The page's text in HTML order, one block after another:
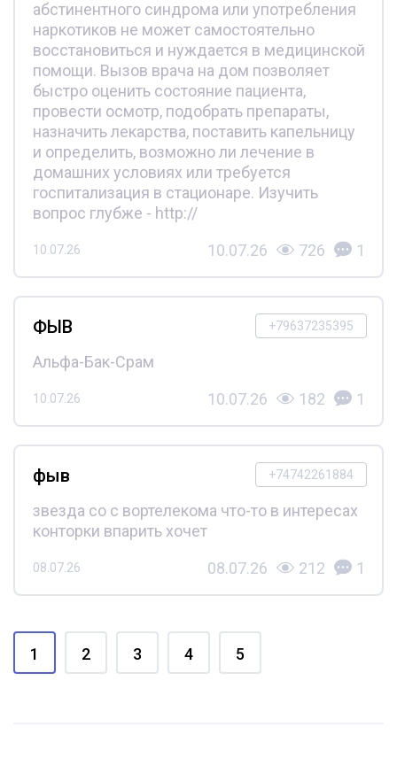
абстинентного синдрома или употребления
наркотиков не может самостоятельно
восстановиться и нуждается в медицинской
помощи. Вызов врача на дом позволяет
быстро оценить состояние пациента,
провести осмотр, подобрать препараты,
назначить лекарства, поставить капельницу
и определить, возможно ли лечение в
домашних условиях или требуется
госпитализация в стационаре. Изучить
вопрос глубже - http://
10.07.26 10.07.26 726 1
+79637235395
ФЫВ
Альфа-Бак-Срам
10.07.26 10.07.26 182 1
+74742261884
фыв
звезда со с вортелекома что-то в интересах
конторки впарить хочет
08.07.26 08.07.26 212 1
1 2 3 4 5